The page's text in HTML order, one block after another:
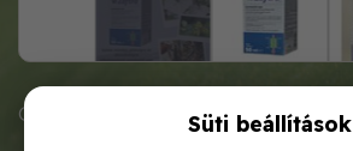
Cikkszám: zaft4001Süti beállítások